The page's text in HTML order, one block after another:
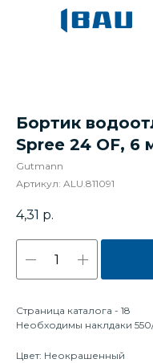
Бортик
Spree 24 OF, 6
Gutmann
Артикул: ALU.811091
4,31 р.
Страница каталога - 18
Необходимы наклдаки
Цвет: Неокрашенный